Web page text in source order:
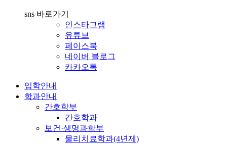
sns 바로가기
인스타그램
유튜브
페이스북
네이버 블로그
카카오톡
입학안내
학과안내
간호학부
간호학과
보건·생명과학부
물리치료학과(4년제)